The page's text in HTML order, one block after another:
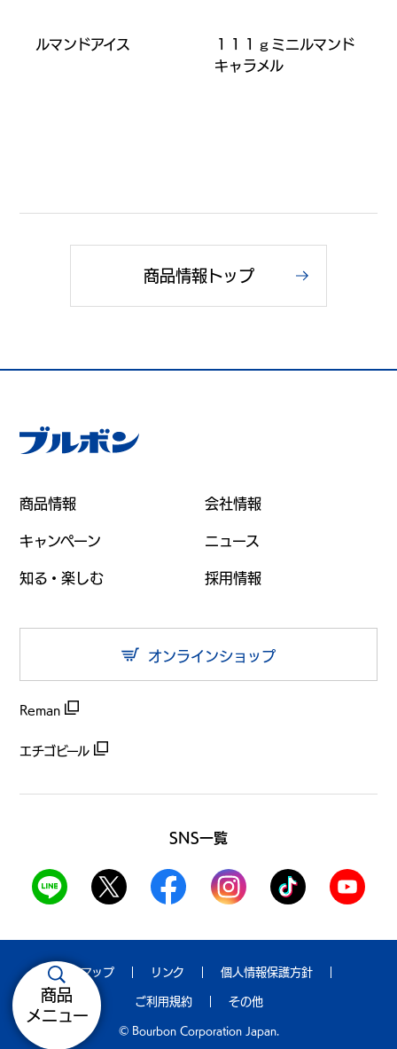
商品
メニュー
ルマンドアイス
１１１ｇミニルマンド
キャラメル
商品情報トップ
商品情報 会社情報
キャンペーン ニュース
知る・楽しむ 採用情報
オンラインショップ
Reman
エチゴビール
SNS一覧
サイトマップ リンク 個人情報保護方針
ご利用規約 その他
© Bourbon Corporation Japan.